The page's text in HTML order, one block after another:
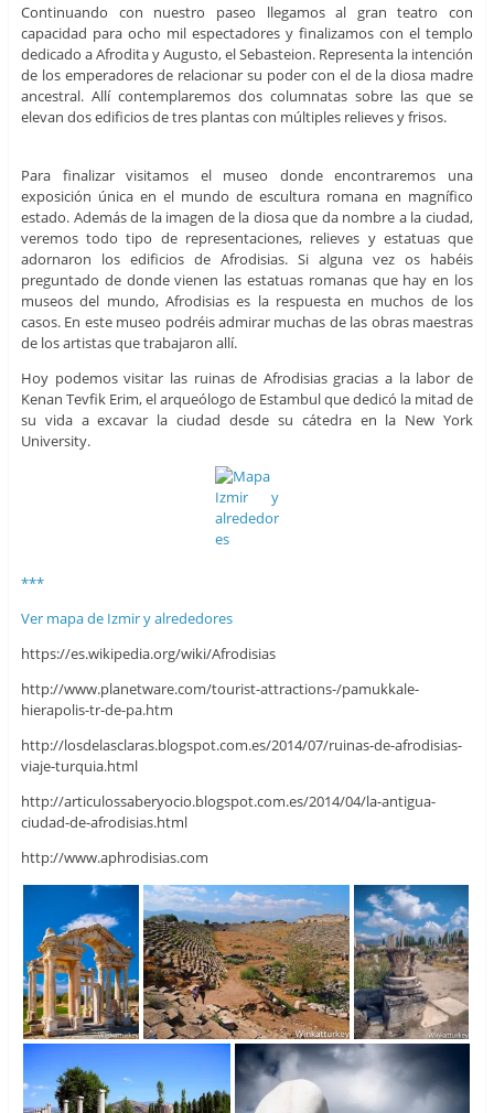
Continuando con nuestro paseo llegamos al gran teatro con
capacidad para ocho mil espectadores y finalizamos con el templo
dedicado a Afrodita y Augusto, el Sebasteion. Representa la intención
de los emperadores de relacionar su poder con el de la diosa madre
ancestral. Allí contemplaremos dos columnatas sobre las que se
elevan dos edificios de tres plantas con múltiples relieves y frisos.
Para finalizar visitamos el museo donde encontraremos una
exposición única en el mundo de escultura romana en magnífico
estado. Además de la imagen de la diosa que da nombre a la ciudad,
veremos todo tipo de representaciones, relieves y estatuas que
adornaron los edificios de Afrodisias. Si alguna vez os habéis
preguntado de donde vienen las estatuas romanas que hay en los
museos del mundo, Afrodisias es la respuesta en muchos de los
casos. En este museo podréis admirar muchas de las obras maestras
de los artistas que trabajaron allí.
Hoy podemos visitar las ruinas de Afrodisias gracias a la labor de
Kenan Tevfik Erim, el arqueólogo de Estambul que dedicó la mitad de
su vida a excavar la ciudad desde su cátedra en la New York
University.
***
Ver mapa de Izmir y alrededores
https://es.wikipedia.org/wiki/Afrodisias
http://www.planetware.com/tourist-attractions-/pamukkale-
hierapolis-tr-de-pa.htm
http://losdelasclaras.blogspot.com.es/2014/07/ruinas-de-afrodisias-
viaje-turquia.html
http://articulossaberyocio.blogspot.com.es/2014/04/la-antigua-
ciudad-de-afrodisias.html
http://www.aphrodisias.com